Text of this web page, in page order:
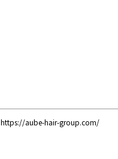
https://aube-hair-group.com/